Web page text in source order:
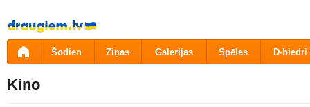
Pāriet
uz
saturu
Šodien Ziņas Galerijas Spēles D-biedri
Kino